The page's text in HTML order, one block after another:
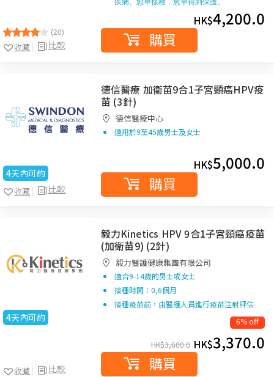
(20)
比較
收藏
HK$4,200.0
購買
4天內可約
比較
收藏
德信醫療 加衛苗9合1子宮頸癌HPV疫
苗 (3針)
德信醫療中心
適用於9至45歲男士及女士
HK$5,000.0
購買
4天內可約
比較
收藏
毅力Kinetics HPV 9合1子宮頸癌疫苗
(加衛苗9) (2針)
毅力醫護健康集團有限公司
適合9-14歲的男士或女士
接種時間：0,6個月
接種疫苗前，由醫護人員進行疫苗注射評估
6% off
HK$3,600.0 HK$3,370.0
購買